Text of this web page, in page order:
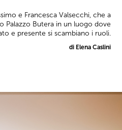
e Francesca Valsecchi, che a
Palazzo Butera in un luogo dove
e presente si scambiano i ruoli.
di Elena Caslini